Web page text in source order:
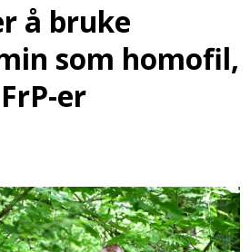
å bruke
som homofil,
er